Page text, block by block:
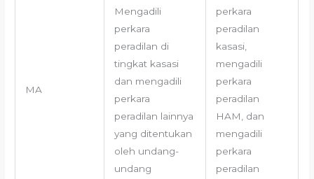
MA
Mengadili
perkara
peradilan di
tingkat kasasi
dan mengadili
perkara
peradilan lainnya
yang ditentukan
oleh undang-
undang
perkara
peradilan
kasasi,
mengadili
perkara
peradilan
HAM, dan
mengadili
perkara
peradilan